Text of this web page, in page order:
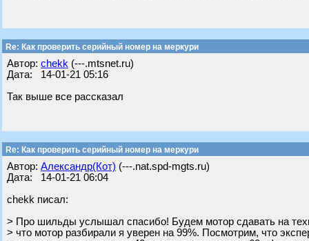
Re: Как проверить серийный номер на меркури
Автор: chekk (---.mtsnet.ru)
Дата: 14-01-21 05:16
Так выше все рассказал
Re: Как проверить серийный номер на меркури
Автор: Александр(Кот) (---.nat.spd-mgts.ru)
Дата: 14-01-21 06:04
chekk писал:
> Про шильды услышал спасибо! Будем мотор сдавать на
> что мотор разбирали я уверен на 99%. Посмотрим, что